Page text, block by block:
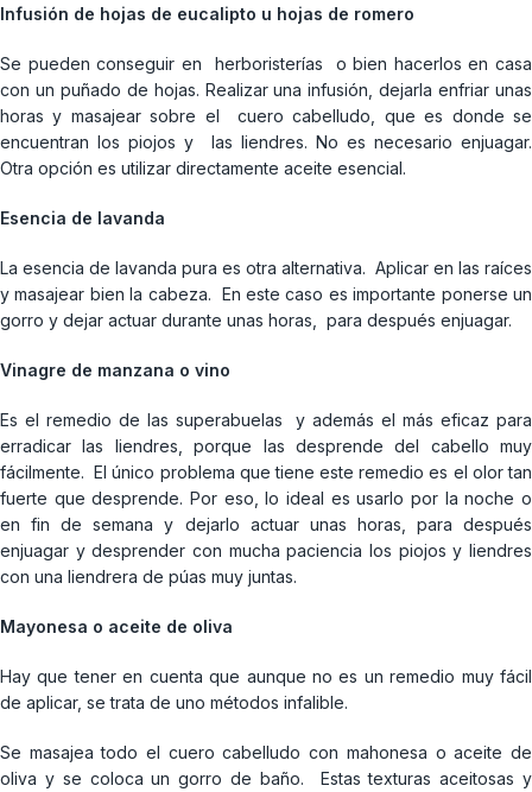
Infusión de hojas de eucalipto u hojas de romero
Se pueden conseguir en herboristerías o bien hacerlos en casa
con un puñado de hojas. Realizar una infusión, dejarla enfriar unas
horas y masajear sobre el cuero cabelludo, que es donde se
encuentran los piojos y las liendres. No es necesario enjuagar.
Otra opción es utilizar directamente aceite esencial.
Esencia de lavanda
La esencia de lavanda pura es otra alternativa. Aplicar en las raíces
y masajear bien la cabeza. En este caso es importante ponerse un
gorro y dejar actuar durante unas horas, para después enjuagar.
Vinagre de manzana o vino
Es el remedio de las superabuelas y además el más eficaz para
erradicar las liendres, porque las desprende del cabello muy
fácilmente. El único problema que tiene este remedio es el olor tan
fuerte que desprende. Por eso, lo ideal es usarlo por la noche o
en fin de semana y dejarlo actuar unas horas, para después
enjuagar y desprender con mucha paciencia los piojos y liendres
con una liendrera de púas muy juntas.
Mayonesa o aceite de oliva
Hay que tener en cuenta que aunque no es un remedio muy fácil
de aplicar, se trata de uno métodos infalible.
Se masajea todo el cuero cabelludo con mahonesa o aceite de
oliva y se coloca un gorro de baño. Estas texturas aceitosas y